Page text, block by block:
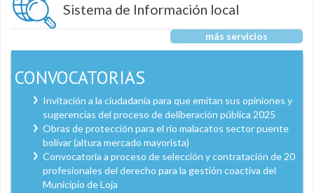
Sistema de Información local
más servicios
CONVOCATORIAS
Invitación a la ciudadanía para que emitan sus opiniones y
sugerencias del proceso de deliberación pública 2025
Obras de protección para el río malacatos sector puente
bolívar (altura mercado mayorista)
Convocatoria a proceso de selección y contratación de 20
profesionales del derecho para la gestión coactiva del
Municipio de Loja